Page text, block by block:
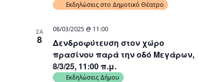
Εκδηλώσεις στο Δημοτικό Θέατρο
ΣΑ
8
Δενδροφύτευση στον χώρο
πρασίνου παρά την οδό Μεγάρων,
8/3/25, 11:00 π.μ.
08/03/2025 @ 11:00
Εκδηλώσεις Δήμου